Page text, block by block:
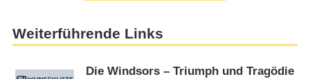
Weiterführende Links
Die Windsors – Triumph und Tragödie